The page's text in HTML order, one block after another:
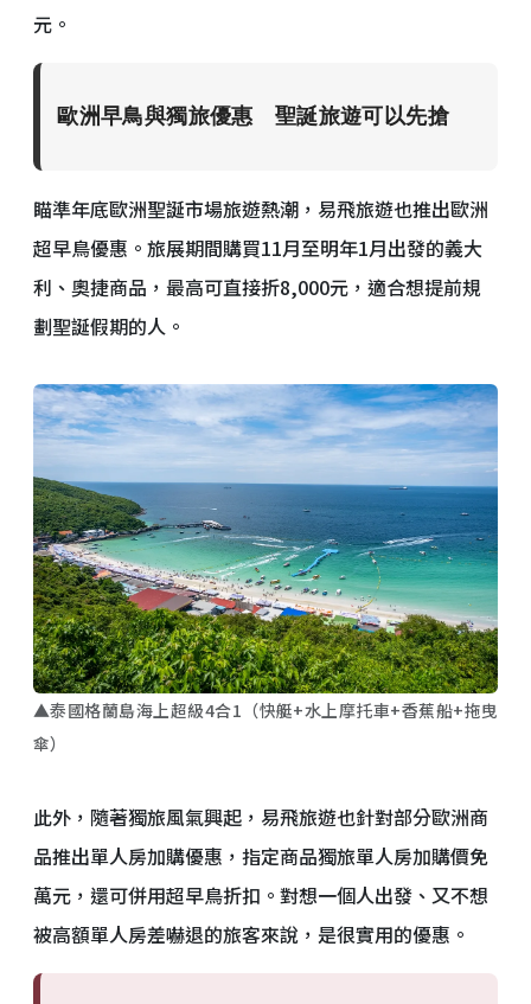
元。
歐洲早鳥與獨旅優惠 聖誕旅遊可以先搶
瞄準年底歐洲聖誕市場旅遊熱潮，易飛旅遊也推出歐洲
超早鳥優惠。旅展期間購買11月至明年1月出發的義大
利、奧捷商品，最高可直接折8,000元，適合想提前規
劃聖誕假期的人。
▲泰國格蘭島海上超級4合1（快艇+水上摩托車+香蕉船+拖曳
傘）
此外，隨著獨旅風氣興起，易飛旅遊也針對部分歐洲商
品推出單人房加購優惠，指定商品獨旅單人房加購價免
萬元，還可併用超早鳥折扣。對想一個人出發、又不想
被高額單人房差嚇退的旅客來說，是很實用的優惠。